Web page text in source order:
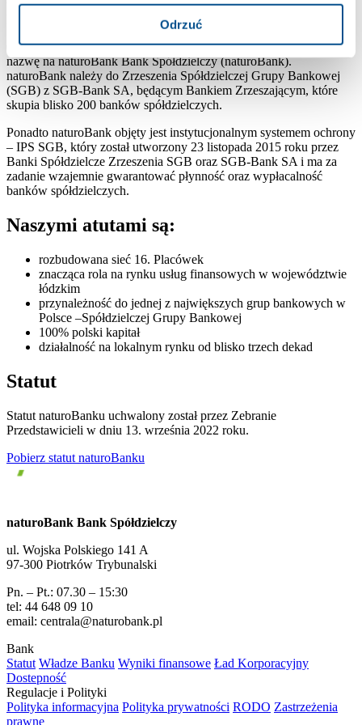
Odrzuć
używanie nazwy Bank Spółdzielczy Ziemi Piotrkowskiej w
01 lutego 2023r. Bank Spółdzielczy Ziemi Piotrkowskiej zmienił
nazwę na naturoBank Bank Spółdzielczy (naturoBank).
naturoBank należy do Zrzeszenia Spółdzielczej Grupy Bankowej
(SGB) z SGB-Bank SA, będącym Bankiem Zrzeszającym, które
skupia blisko 200 banków spółdzielczych.
Ponadto naturoBank objęty jest instytucjonalnym systemem ochrony
– IPS SGB, który został utworzony 23 listopada 2015 roku przez
Banki Spółdzielcze Zrzeszenia SGB oraz SGB-Bank SA i ma za
zadanie wzajemnie gwarantować płynność oraz wypłacalność
banków spółdzielczych.
Naszymi atutami są:
rozbudowana sieć 16. Placówek
znacząca rola na rynku usług finansowych w województwie
łódzkim
przynależność do jednej z największych grup bankowych w
Polsce –Spółdzielczej Grupy Bankowej
100% polski kapitał
działalność na lokalnym rynku od blisko trzech dekad
Statut
Statut naturoBanku uchwalony został przez Zebranie
Przedstawicieli w dniu 13. września 2022 roku.
Pobierz statut naturoBanku
naturoBank Bank Spółdzielczy
ul. Wojska Polskiego 141 A
97-300 Piotrków Trybunalski
Pn. – Pt.: 07.30 – 15:30
tel: 44 648 09 10
email: centrala@naturobank.pl
Bank
Statut Władze Banku Wyniki finansowe Ład Korporacyjny
Dostepność
Regulacje i Polityki
Polityka informacyjna Polityka prywatności RODO Zastrzeżenia
prawne